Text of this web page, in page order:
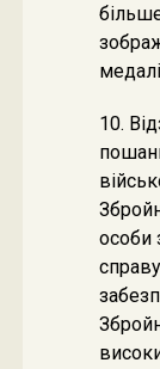
10.
особи